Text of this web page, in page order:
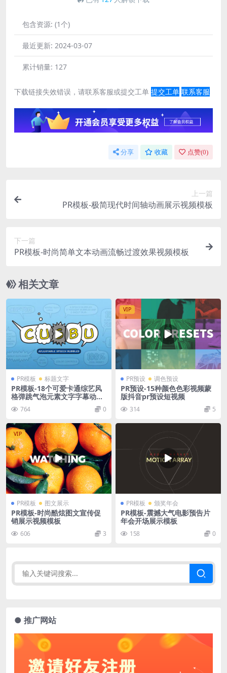
包含资源: (1个)
最近更新: 2024-03-07
累计销量: 127
下载链接失效错误，请联系客服或提交工单 提交工单 联系客服
分享 收藏 点赞(0)
上一篇
PR模板-极简现代时间轴动画展示视频模板
下一篇
PR模板-时尚简单文本动画流畅过渡效果视频模板
相关文章
PR模板 标题文字
PR模板-18个可爱卡通综艺风
格弹跳气泡元素文字字幕动画
模板764 0
VIP
PR预设 调色预设
PR预设-15种颜色色彩视频蒙
版抖音pr预设短视频
314 5
VIP
PR模板 图文展示
PR模板-时尚酷炫图文宣传促
销展示视频模板
606 3
PR模板 颁奖年会
PR模板-震撼大气电影预告片
年会开场展示模板
158 0
● 推广网站